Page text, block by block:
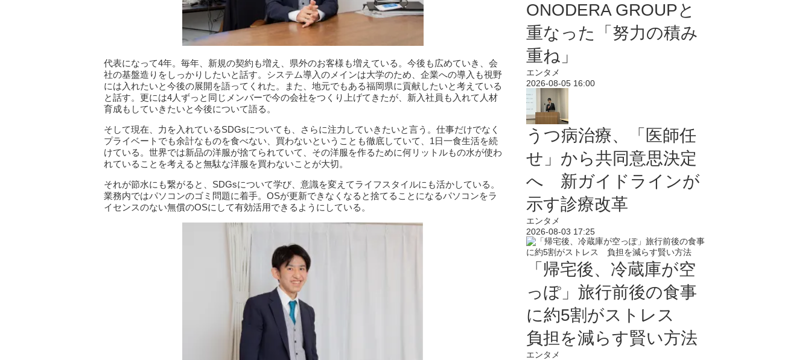
代表になって4年。毎年、新規の契約も増え、県外のお客様も増えている。今後も広めていき、会
社の基盤造りをしっかりしたいと話す。システム導入のメインは大学のため、企業への導入も視野
には入れたいと今後の展開を語ってくれた。また、地元でもある福岡県に貢献したいと考えている
と話す。更には4人ずっと同じメンバーで今の会社をつくり上げてきたが、新入社員も入れて人材
育成もしていきたいと今後について語る。
そして現在、力を入れているSDGsについても、さらに注力していきたいと言う。仕事だけでなく
プライベートでも余計なものを食べない、買わないということも徹底していて、1日一食生活を続
けている。世界では新品の洋服が捨てられていて、その洋服を作るために何リットルもの水が使わ
れていることを考えると無駄な洋服を買わないことが大切。
それが節水にも繋がると、SDGsについて学び、意識を変えてライフスタイルにも活かしている。
業務内ではパソコンのゴミ問題に着手。OSが更新できなくなると捨てることになるパソコンをラ
イセンスのない無償のOSにして有効活用できるようにしている。
ONODERA GROUPと
重なった「努力の積み
重ね」
エンタメ
2026-08-05 16:00
うつ病治療、「医師任
せ」から共同意思決定
へ 新ガイドラインが
示す診療改革
エンタメ
2026-08-03 17:25
「帰宅後、冷蔵庫が空
っぽ」旅行前後の食事
に約5割がストレス
負担を減らす賢い方法
エンタメ